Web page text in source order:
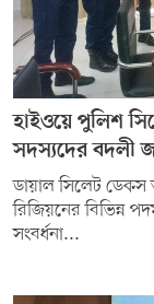
হাইওয়ে পুলিশ
সদস্যদের বদলী
ডায়াল সিলেট
রিজিয়নের বিভিন্ন
সংবর্ধনা...